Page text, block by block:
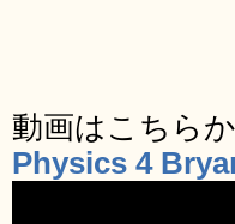
動画はこちらか
Physics 4